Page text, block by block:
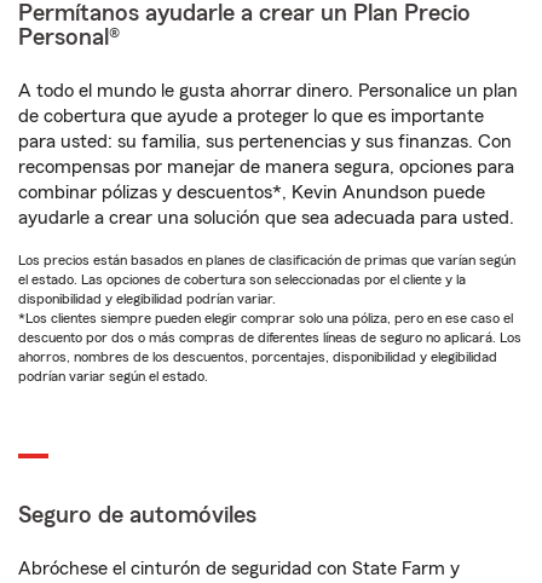
Permítanos ayudarle a crear un Plan Precio
Personal®
A todo el mundo le gusta ahorrar dinero. Personalice un plan
de cobertura que ayude a proteger lo que es importante
para usted: su familia, sus pertenencias y sus finanzas. Con
recompensas por manejar de manera segura, opciones para
combinar pólizas y descuentos*, Kevin Anundson puede
ayudarle a crear una solución que sea adecuada para usted.
Los precios están basados en planes de clasificación de primas que varían según
el estado. Las opciones de cobertura son seleccionadas por el cliente y la
disponibilidad y elegibilidad podrían variar.
*Los clientes siempre pueden elegir comprar solo una póliza, pero en ese caso el
descuento por dos o más compras de diferentes líneas de seguro no aplicará. Los
ahorros, nombres de los descuentos, porcentajes, disponibilidad y elegibilidad
podrían variar según el estado.
Seguro de automóviles
Abróchese el cinturón de seguridad con State Farm y